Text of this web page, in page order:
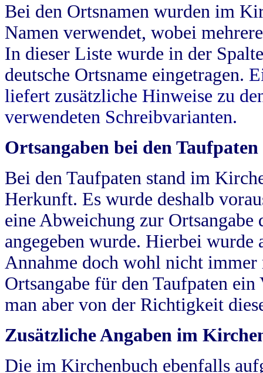
Bei den Ortsnamen wurden im
Namen verwendet, wobei
In dieser Liste wurde in der
deutsche Ortsname eingetragen.
liefert zusätzliche Hinweise zu
verwendeten Schreibvarianten.
Ortsangaben bei den Taufpaten
Bei den Taufpaten stand im
Herkunft. Es wurde deshalb
eine Abweichung zur
angegeben wurde. Hierbei wurde
Annahme doch wohl nicht
Ortsangabe für den Taufpaten
man aber von der Richtigkeit
Zusätzliche Angaben im
Die im Kirchenbuch ebenfalls